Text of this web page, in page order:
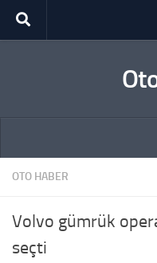
Skip to content
OTO HABER
Volvo gümrük
seçti